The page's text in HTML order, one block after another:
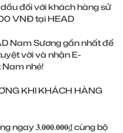
đối với khách hàng sử
VNĐ tại HEAD
Nam Sương gần nhất để
vời và nhận E-
nhé!
KHI KHÁCH HÀNG
ngay 𝟑.𝟎𝟎𝟎.𝟎𝟎𝟎₫ cùng bộ